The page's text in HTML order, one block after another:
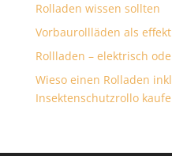
Rolladen wissen sollten
Vorbaurollläden als
Rollladen – elektrisch
Wieso einen Rolladen
Insektenschutzrollo